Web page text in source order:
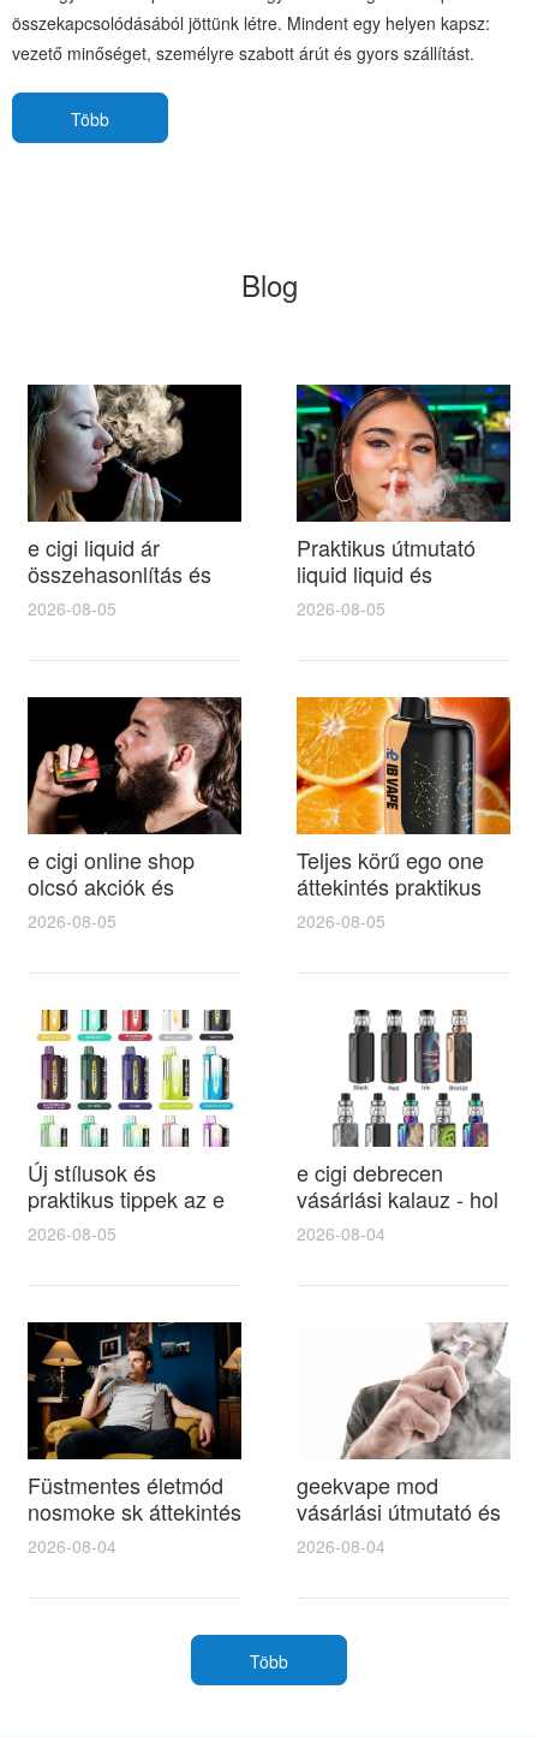
összekapcsolódásából jöttünk létre. Mindent egy helyen kapsz:
vezető minőséget, személyre szabott árút és gyors szállítást.
Több
Blog
e cigi liquid ár
összehasonlítás és
vásárlási tippek a
megtalálásához
2026-08-05
Praktikus útmutató
liquid liquid és
folyadék kiválasztása
használóknak
2026-08-05
e cigi online shop
olcsó akciók és
márkák
gyors szállítással és
2026-08-05
Teljes körű ego one
áttekintés praktikus
tippekkel a jobb íz és
eléréséhez
2026-08-05
Új stílusok és
praktikus tippek az e
cigi tok
kiválasztásához
2026-08-05
e cigi debrecen
vásárlási kalauz - hol
érdemes e cigi és cigi
kiegészítőket keresni
Debrecenben
2026-08-04
Füstmentes életmód
nosmoke sk áttekintés
és gyakorlati tippek a
nosmoke sk termékek
helyes választásához
2026-08-04
geekvape mod
vásárlási útmutató és
titkos beállítások 2026
legjobb modelleinek
összehasonlítása
2026-08-04
Több